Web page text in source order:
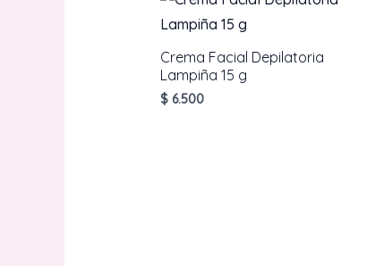
Crema Facial Depilatoria
Lampiña 15 g
$6.500